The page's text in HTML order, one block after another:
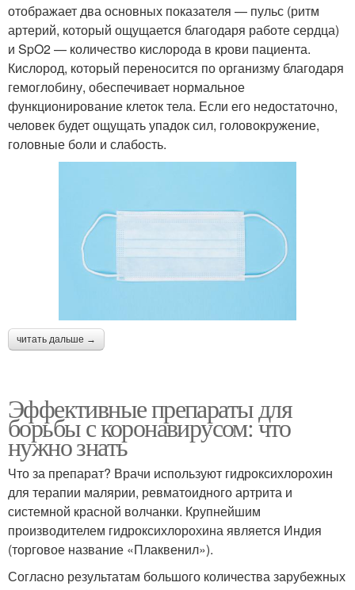
отображает два основных показателя — пульс (ритм
артерий, который ощущается благодаря работе сердца)
и SpO2 — количество кислорода в крови пациента.
Кислород, который переносится по организму благодаря
гемоглобину, обеспечивает нормальное
функционирование клеток тела. Если его недостаточно,
человек будет ощущать упадок сил, головокружение,
головные боли и слабость.
читать дальше →
Эффективные препараты для
борьбы с коронавирусом: что
нужно знать
Что за препарат? Врачи используют гидроксихлорохин
для терапии малярии, ревматоидного артрита и
системной красной волчанки. Крупнейшим
производителем гидроксихлорохина является Индия
(торговое название «Плаквенил»).
Согласно результатам большого количества зарубежных